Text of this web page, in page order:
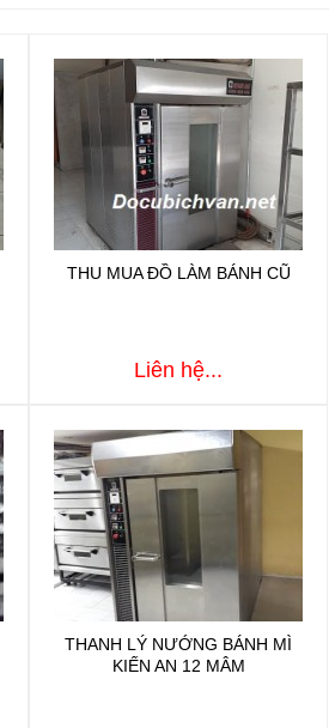
THU MUA ĐỒ LÀM BÁNH CŨ
Liên hệ...
THANH LÝ NƯỚNG BÁNH MÌ
KIẾN AN 12 MÂM